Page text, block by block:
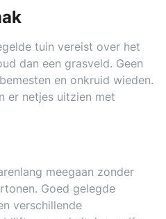
tuin vereist over het
dan een grasveld. Geen
en onkruid wieden.
er netjes uitzien met
meegaan zonder
Goed gelegde
verschillende